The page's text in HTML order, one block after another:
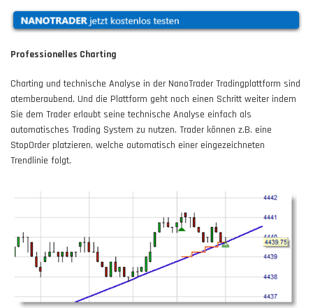
Professionelles Charting
Charting und technische Analyse in der NanoTrader Tradingplattform sind
atemberaubend. Und die Plattform geht noch einen Schritt weiter indem
Sie dem Trader erlaubt seine technische Analyse einfach als
automatisches Trading System zu nutzen. Trader können z.B. eine
StopOrder platzieren, welche automatisch einer eingezeichneten
Trendlinie folgt.